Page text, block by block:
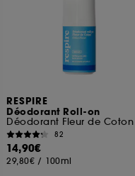
RESPIRE
Déodorant Roll-on
82
14,90€
29,80€ / 100ml